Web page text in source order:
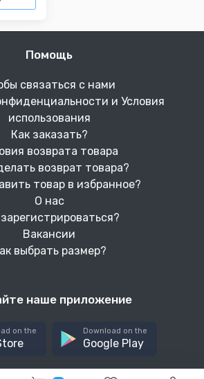
Помощь
связаться с нами
и Условия
использования
Как заказать?
возврата товара
возврат товара?
товар в избранное?
О нас
Вакансии
выбрать размер?
наше приложение
on the Download on the
Google Play